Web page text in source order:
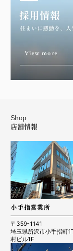
Shop
店舗情報
小手指営業所
〒359-1141
埼玉県所沢市小手指町
村ビル1F